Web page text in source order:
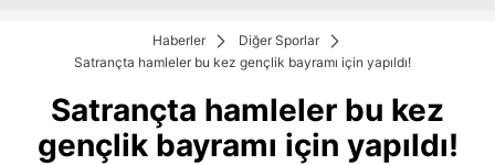
Haberler
Diğer Sporlar
Satrançta hamleler bu kez gençlik bayramı için yapıldı!
Satrançta hamleler bu kez
gençlik bayramı için yapıldı!